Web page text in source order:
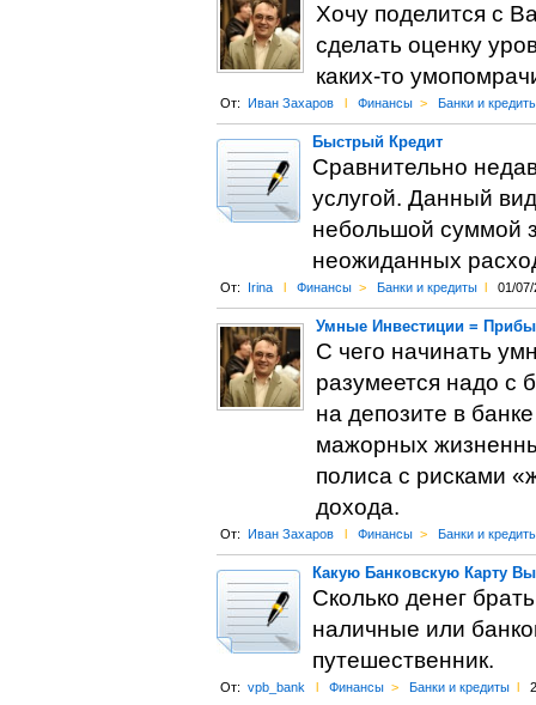
Хочу поделится с
сделать оценку
каких-то
От: Иван Захаров l Финансы > Банки и
Быстрый Кредит
Сравнительно
услугой. Данный
небольшой суммой
неожиданных
От: Irina l Финансы > Банки и кредиты l 01/07/
Умные Инвестиции =
С чего начинать
разумеется надо с
на депозите в
мажорных
полиса с рисками
дохода.
От: Иван Захаров l Финансы > Банки и
Какую Банковскую Карту
Сколько денег
наличные или
путешественник.
От: vpb_bank l Финансы > Банки и кредиты l